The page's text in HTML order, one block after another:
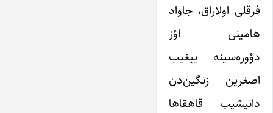
فرقلی اولاراق، جاواد
هامینی اؤز
دؤوره‌سینه ییغیب
اصغرین زنگین‌دن
دانیشیب قاهقاها